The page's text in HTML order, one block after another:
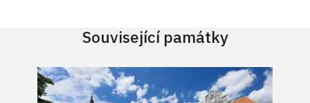
Související památky